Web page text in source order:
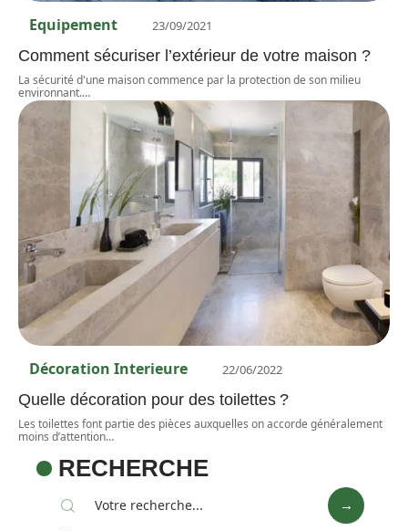
Equipement 23/09/2021
Comment sécuriser l’extérieur de votre maison ?
La sécurité d'une maison commence par la protection de son milieu
environnant.…
Décoration Interieure 22/06/2022
Quelle décoration pour des toilettes ?
Les toilettes font partie des pièces auxquelles on accorde généralement
moins d’attention…
RECHERCHE